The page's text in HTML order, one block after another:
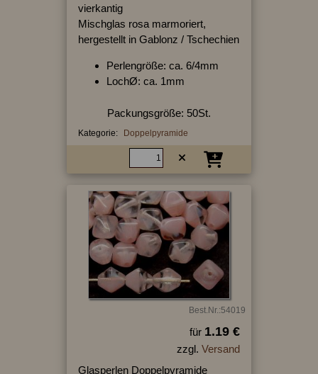
vierkantig
Mischglas rosa marmoriert,
hergestellt in Gablonz / Tschechien
Perlengröße: ca. 6/4mm
LochØ: ca. 1mm
Packungsgröße: 50St.
Kategorie: Doppelpyramide
Best.Nr.:54019
für 1.19 €
zzgl. Versand
Glasperlen Doppelpyramide